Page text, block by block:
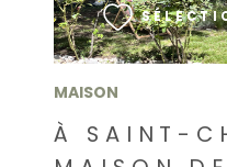
MAISON
À SAINT-